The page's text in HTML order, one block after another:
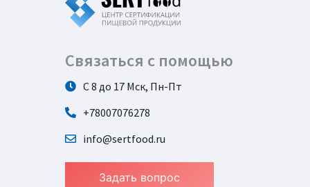
Связаться с помощью
С 8 до 17 Мск, Пн-Пт
+78007076278
info@sertfood.ru
Задать вопрос